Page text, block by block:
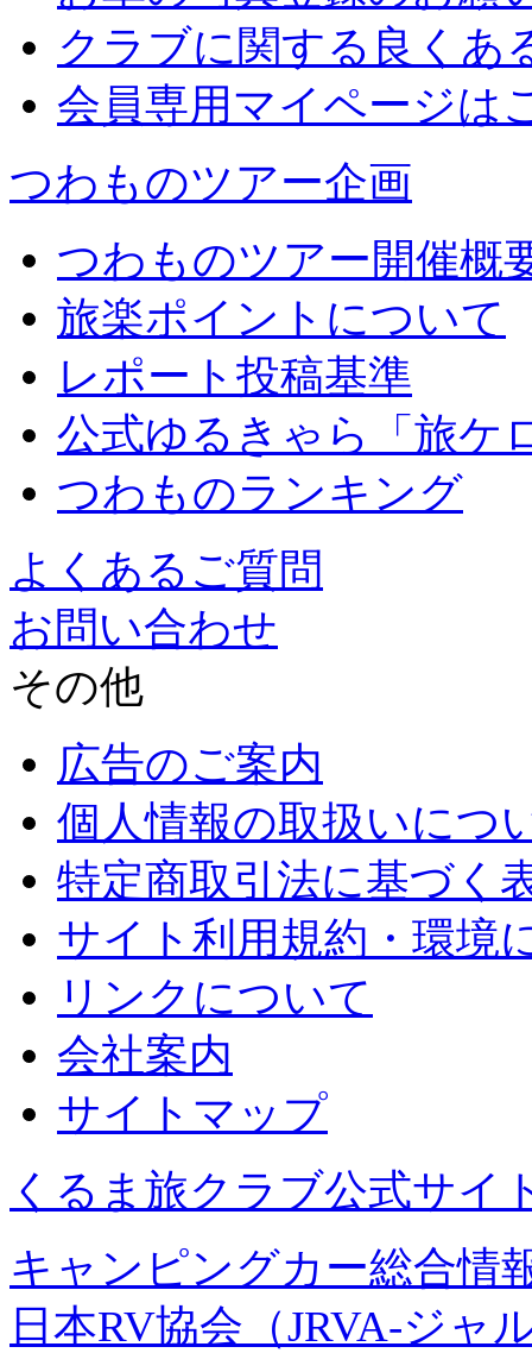
クラブに関する良くあ
会員専用マイページは
つわものツアー企画
つわものツアー開催概
旅楽ポイントについて
レポート投稿基準
公式ゆるきゃら「旅ケ
つわものランキング
よくあるご質問
お問い合わせ
その他
広告のご案内
個人情報の取扱いにつ
特定商取引法に基づく
サイト利用規約・環境
リンクについて
会社案内
サイトマップ
くるま旅クラブ公式サイ
キャンピングカー総合情
日本RV協会（JRVA-ジャ